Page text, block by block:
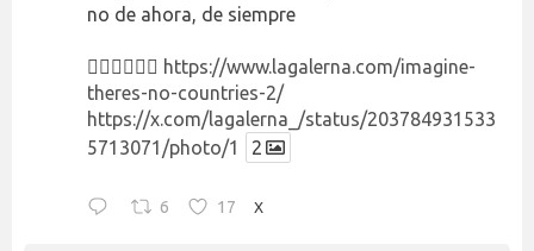
no de ahora, de siempre
👉🏻👉🏻👉🏻 https://www.lagalerna.com/imagine-
theres-no-countries-2/
https://x.com/lagalerna_/status/203784931533
5713071/photo/1
2
6 17 X